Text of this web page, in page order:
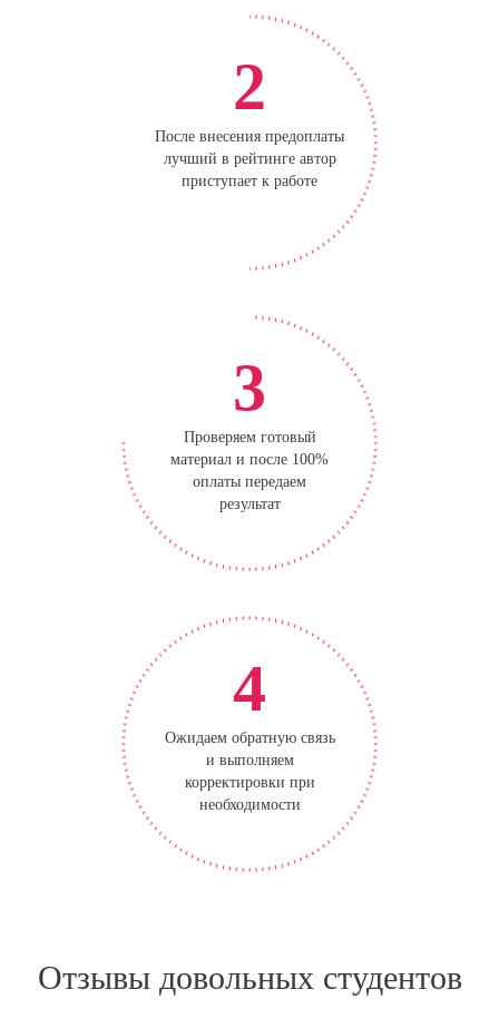
2
После внесения предоплаты
лучший в рейтинге автор
приступает к работе
3
Проверяем готовый
материал и после 100%
оплаты передаем
результат
4
Ожидаем обратную связь
и выполняем
корректировки при
необходимости
Отзывы довольных студентов